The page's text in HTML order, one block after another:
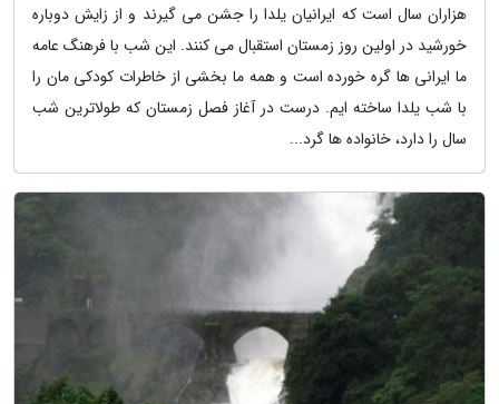
هزاران سال است که ایرانیان یلدا را جشن می گیرند و از زایش دوباره
خورشید در اولین روز زمستان استقبال می کنند. این شب با فرهنگ عامه
ما ایرانی ها گره خورده است و همه ما بخشی از خاطرات کودکی مان را
با شب یلدا ساخته ایم. درست در آغاز فصل زمستان که طولاترین شب
سال را دارد، خانواده ها گرد...